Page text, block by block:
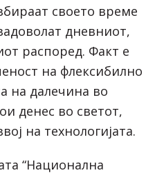
своето време
дневниот,
распоред. Факт е
на флексибилно
на далечина во
денес во светот,
на технологијата.
“Национална